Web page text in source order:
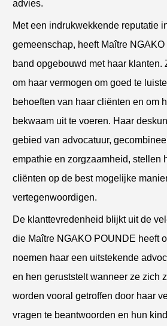
advies.
Met een indrukwekkende reputatie
gemeenschap, heeft Maître
band opgebouwd met haar klanten.
om haar vermogen om goed te
behoeften van haar cliënten en om
bekwaam uit te voeren. Haar
gebied van advocatuur,
empathie en zorgzaamheid, stellen
cliënten op de best mogelijke
vertegenwoordigen.
De klanttevredenheid blijkt uit de
die Maître NGAKO POUNDE heeft
noemen haar een uitstekende
en hen geruststelt wanneer ze zich
worden vooral getroffen door haar
vragen te beantwoorden en hun